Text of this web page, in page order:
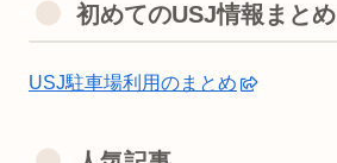
初めてのUSJ情報まとめ
USJ駐車場利用のまとめ